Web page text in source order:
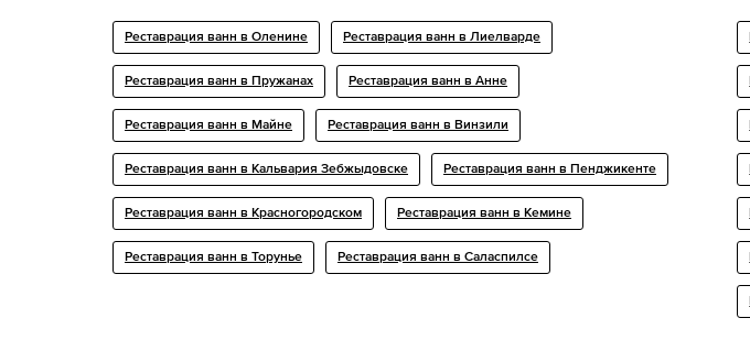
Реставрация ванн в Оленине Реставрация ванн в Лиелварде
Реставрация ванн в Пружанах Реставрация ванн в Анне
Реставрация ванн в Майне Реставрация ванн в Винзили
Реставрация ванн в Кальвария Зебжыдовске Реставрация ванн в Пенджикенте
Реставрация ванн в Красногородском Реставрация ванн в Кемине
Реставрация ванн в Торунье Реставрация ванн в Саласпилсе